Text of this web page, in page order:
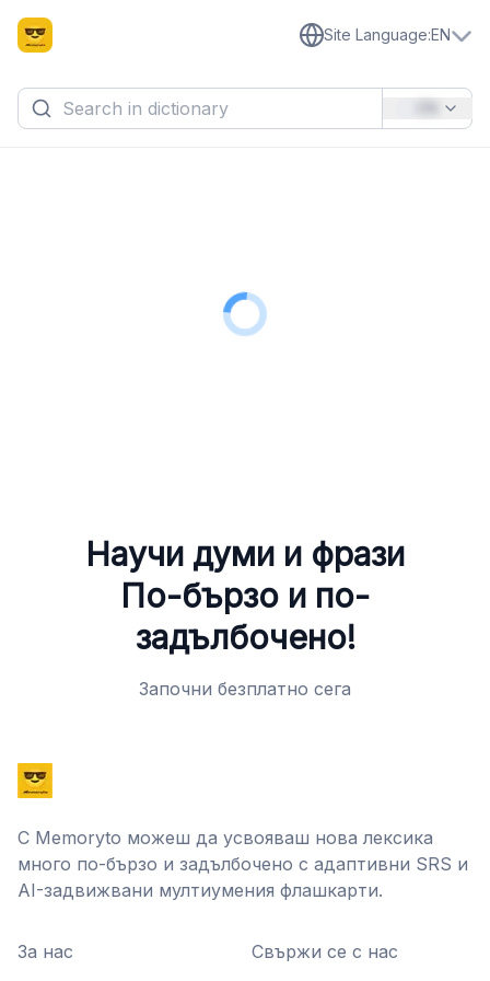
Site Language:EN
Научи думи и фрази
По-бързо и по-
задълбочено!
Започни безплатно сега
С Memoryto можеш да усвояваш нова лексика
много по-бързо и задълбочено с адаптивни SRS и
AI-задвижвани мултиумения флашкарти.
За нас
Свържи се с нас